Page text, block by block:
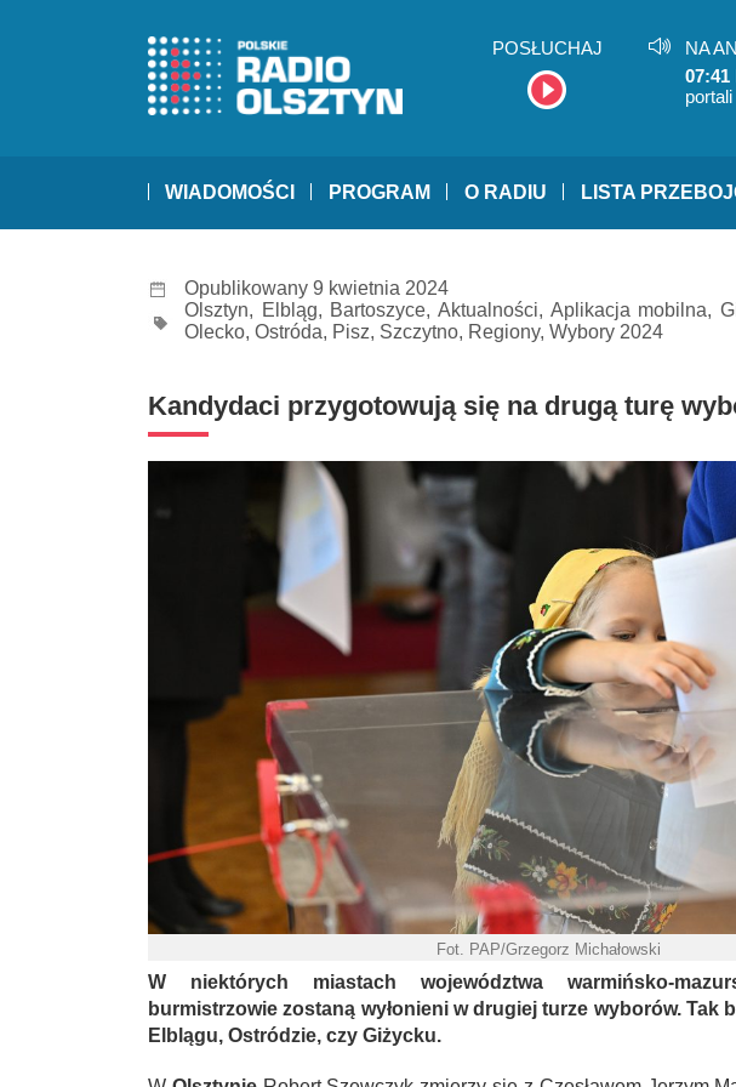
POSŁUCHAJ
NA
07:41
WIADOMOŚCI PROGRAM O RADIU LISTA
Opublikowany 9 kwietnia 2024
Olsztyn, Elbląg, Bartoszyce, Aktualności, Aplikacja mobilna,
Olecko, Ostróda, Pisz, Szczytno, Regiony, Wybory 2024
Kandydaci przygotowują się na drugą turę
Fot. PAP/Grzegorz Michałowski
W niektórych miastach województwa warmińsko-
burmistrzowie zostaną wyłonieni w drugiej turze wyborów. Tak
Elblągu, Ostródzie, czy Giżycku.